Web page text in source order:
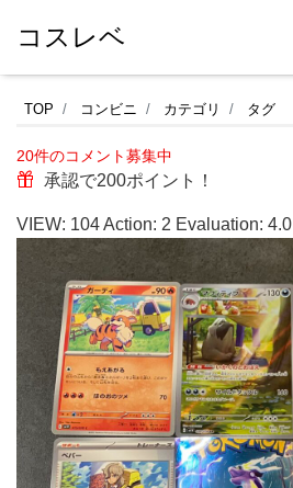
コスレベ
セ
ブ
ン
レ
ブ
ン
で
購
入
し
た
TOP コンビニ カテゴリ タグ
20件のコメント募集中
承認で200ポイント！
VIEW: 104Action: 2 Evaluation: 4.0